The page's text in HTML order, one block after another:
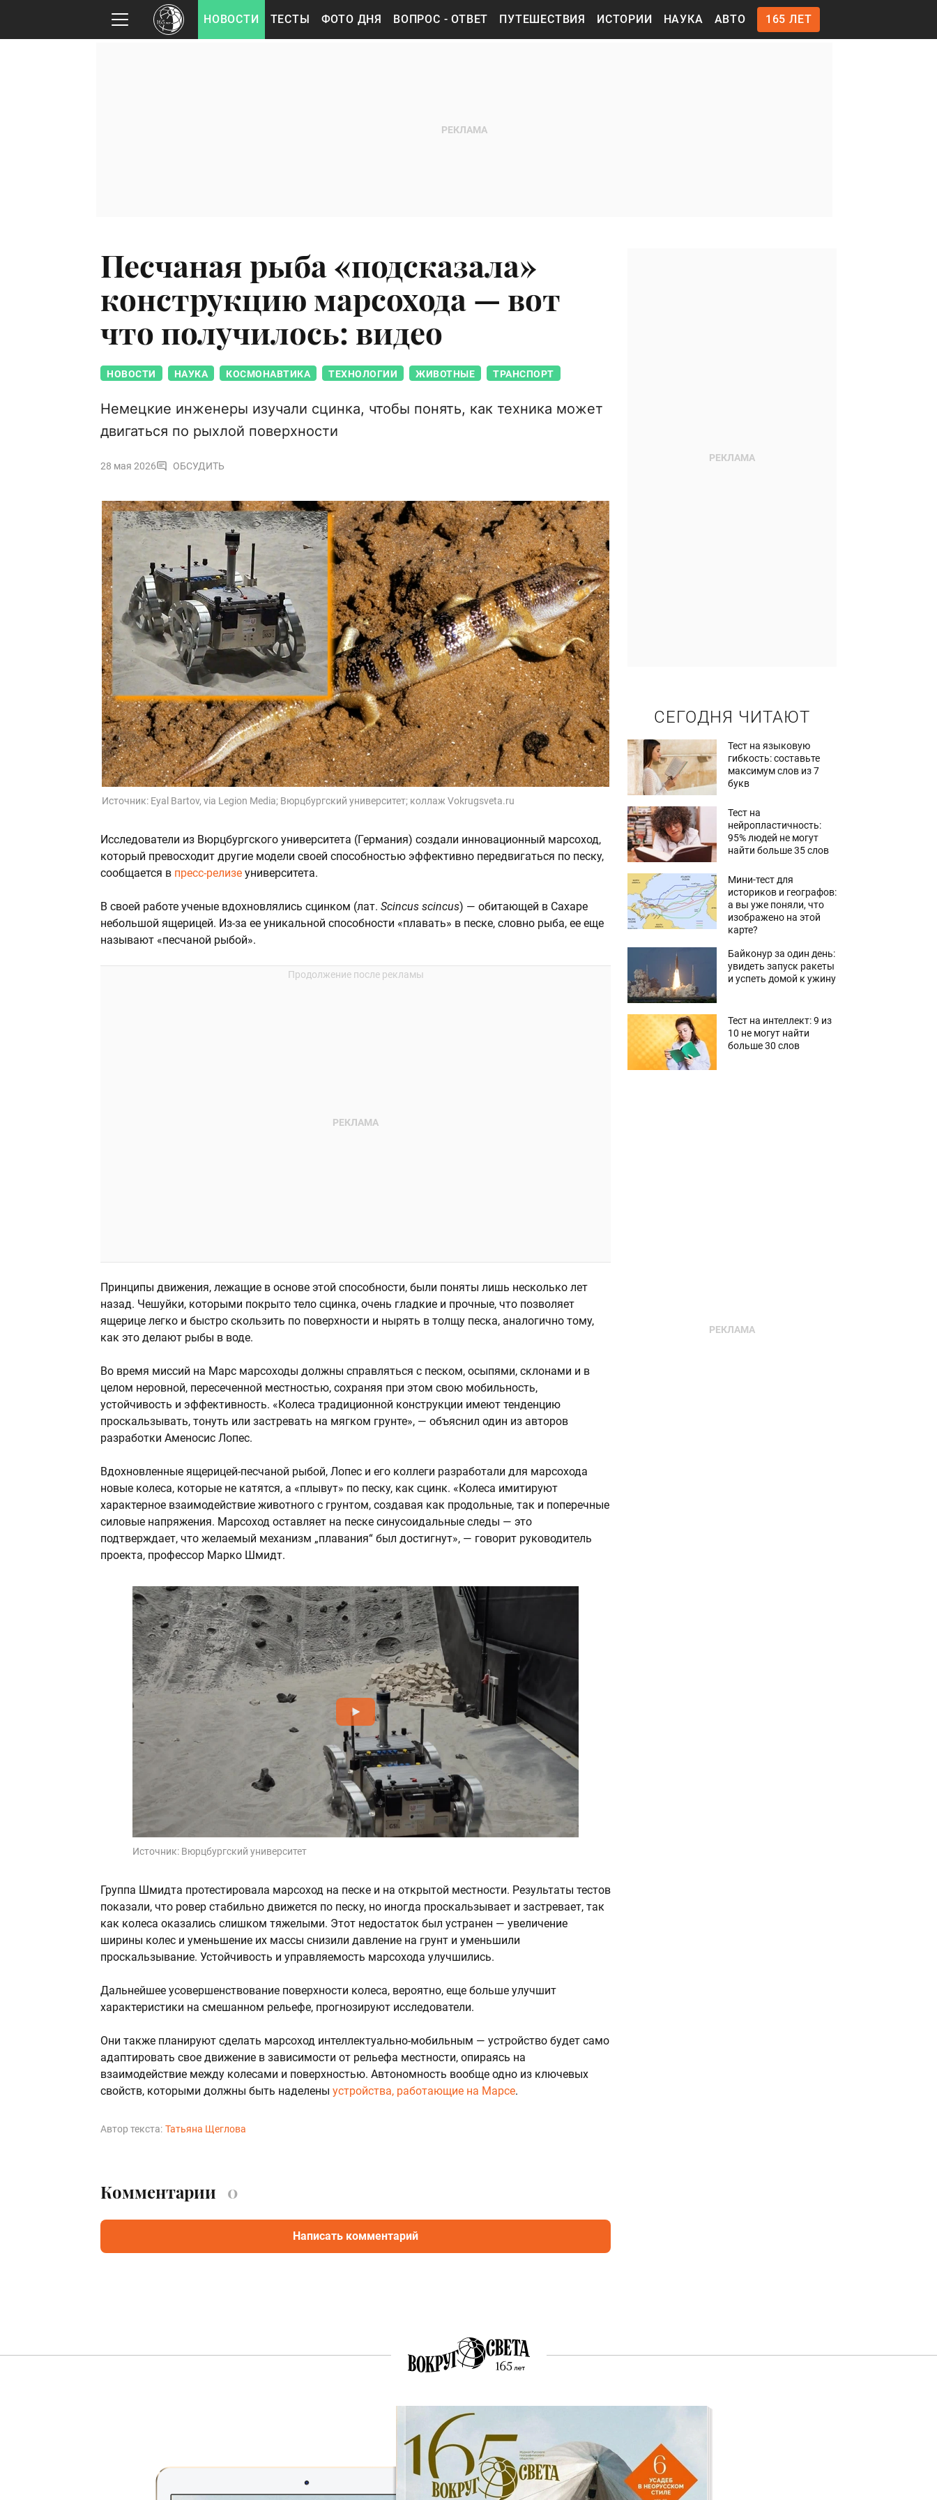
НОВОСТИ ТЕСТЫ ФОТО ДНЯ ВОПРОС - ОТВЕТ ПУТЕШЕСТВИЯ ИСТОРИИ НАУКА АВТО 165 ЛЕТ
Песчаная рыба «подсказала»
конструкцию марсохода — вот
что получилось: видео
НОВОСТИ НАУКА КОСМОНАВТИКА ТЕХНОЛОГИИ ЖИВОТНЫЕ ТРАНСПОРТ
Немецкие инженеры изучали сцинка, чтобы понять, как техника может
двигаться по рыхлой поверхности
28 мая 2026 ОБСУДИТЬ
Источник: Eyal Bartov, via Legion Media; Вюрцбургский университет; коллаж Vokrugsveta.ru
Исследователи из Вюрцбургского университета (Германия) создали инновационный марсоход,
который превосходит другие модели своей способностью эффективно передвигаться по песку,
сообщается в пресс-релизе университета.
В своей работе ученые вдохновлялись сцинком (лат. Scincus scincus) — обитающей в Сахаре
небольшой ящерицей. Из-за ее уникальной способности «плавать» в песке, словно рыба, ее еще
называют «песчаной рыбой».
Принципы движения, лежащие в основе этой способности, были поняты лишь несколько лет
назад. Чешуйки, которыми покрыто тело сцинка, очень гладкие и прочные, что позволяет
ящерице легко и быстро скользить по поверхности и нырять в толщу песка, аналогично тому,
как это делают рыбы в воде.
Во время миссий на Марс марсоходы должны справляться с песком, осыпями, склонами и в
целом неровной, пересеченной местностью, сохраняя при этом свою мобильность,
устойчивость и эффективность. «Колеса традиционной конструкции имеют тенденцию
проскальзывать, тонуть или застревать на мягком грунте», — объяснил один из авторов
разработки Аменосис Лопес.
Вдохновленные ящерицей-песчаной рыбой, Лопес и его коллеги разработали для марсохода
новые колеса, которые не катятся, а «плывут» по песку, как сцинк. «Колеса имитируют
характерное взаимодействие животного с грунтом, создавая как продольные, так и поперечные
силовые напряжения. Марсоход оставляет на песке синусоидальные следы — это
подтверждает, что желаемый механизм „плавания“ был достигнут», — говорит руководитель
проекта, профессор Марко Шмидт.
Источник: Вюрцбургский университет
Группа Шмидта протестировала марсоход на песке и на открытой местности. Результаты тестов
показали, что ровер стабильно движется по песку, но иногда проскальзывает и застревает, так
как колеса оказались слишком тяжелыми. Этот недостаток был устранен — увеличение
ширины колес и уменьшение их массы снизили давление на грунт и уменьшили
проскальзывание. Устойчивость и управляемость марсохода улучшились.
Дальнейшее усовершенствование поверхности колеса, вероятно, еще больше улучшит
характеристики на смешанном рельефе, прогнозируют исследователи.
Они также планируют сделать марсоход интеллектуально-мобильным — устройство будет само
адаптировать свое движение в зависимости от рельефа местности, опираясь на
взаимодействие между колесами и поверхностью. Автономность вообще одно из ключевых
свойств, которыми должны быть наделены устройства, работающие на Марсе.
Автор текста: Татьяна Щеглова
СЕГОДНЯ ЧИТАЮТ
Тест на языковую
гибкость: составьте
максимум слов из 7
букв
Тест на
нейропластичность:
95% людей не могут
найти больше 35 слов
Мини-тест для
историков и географов:
а вы уже поняли, что
изображено на этой
карте?
Байконур за один день:
увидеть запуск ракеты
и успеть домой к ужину
Тест на интеллект: 9 из
10 не могут найти
больше 30 слов
Комментарии 0
Написать комментарий